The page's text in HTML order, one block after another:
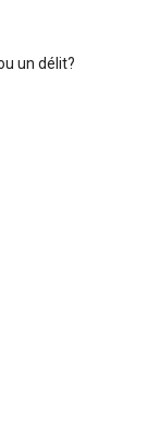
un délit?